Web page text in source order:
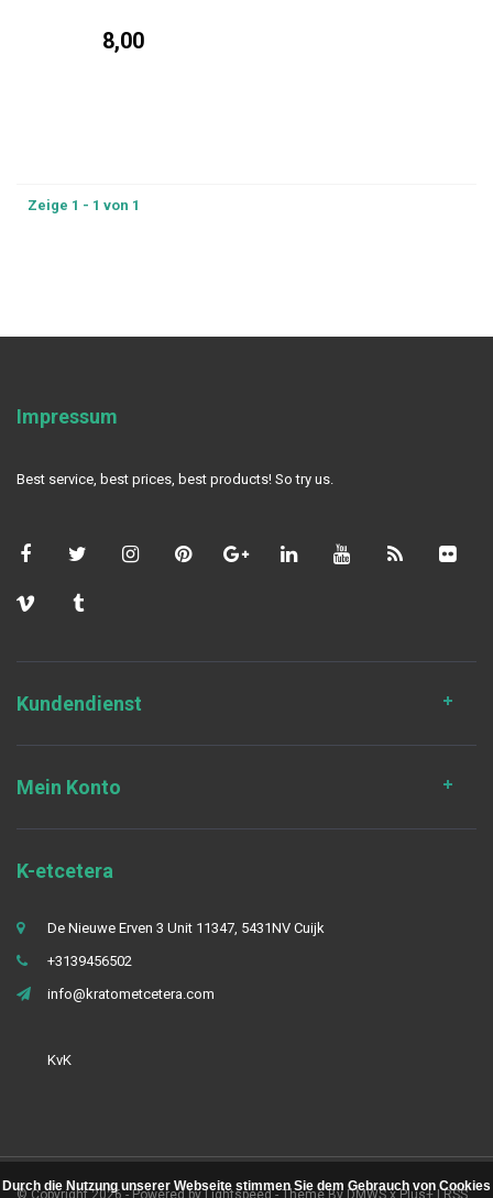
8,00
Zeige 1 - 1 von 1
Impressum
Best service, best prices, best products! So try us.
Kundendienst
Mein Konto
K-etcetera
De Nieuwe Erven 3 Unit 11347, 5431NV Cuijk
+3139456502
info@kratometcetera.com
KvK
© Copyright 2026 - Powered byLightspeed- Theme By DMWSxPlus+|RSS
Durch die Nutzung unserer Webseite stimmen Sie dem Gebrauch von Cookies